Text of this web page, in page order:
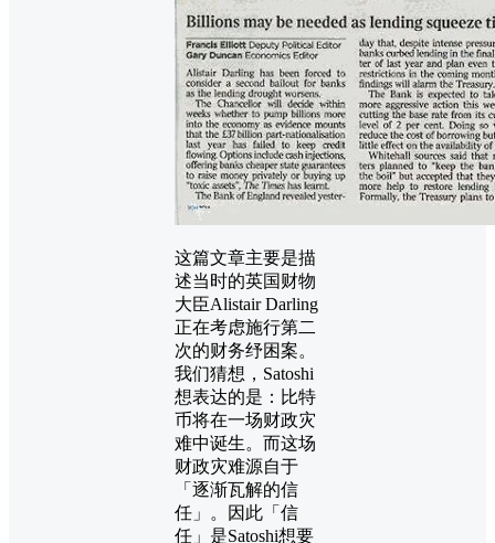
这篇文章主要是描
述当时的英国财物
大臣Alistair Darling
正在考虑施行第二
次的财务纾困案。
我们猜想，Satoshi
想表达的是：比特
币将在一场财政灾
难中诞生。而这场
财政灾难源自于
「逐渐瓦解的信
任」。因此「信
任」是Satoshi想要